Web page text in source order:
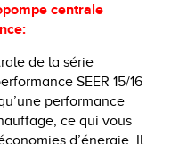
centrale
de la série
SEER 15/16
performance
ce qui vous
d’énergie. Il